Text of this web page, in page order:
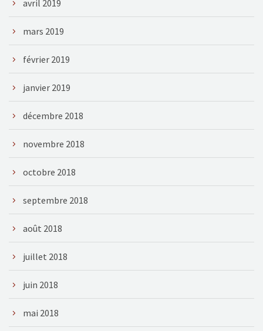
avril 2019
mars 2019
février 2019
janvier 2019
décembre 2018
novembre 2018
octobre 2018
septembre 2018
août 2018
juillet 2018
juin 2018
mai 2018